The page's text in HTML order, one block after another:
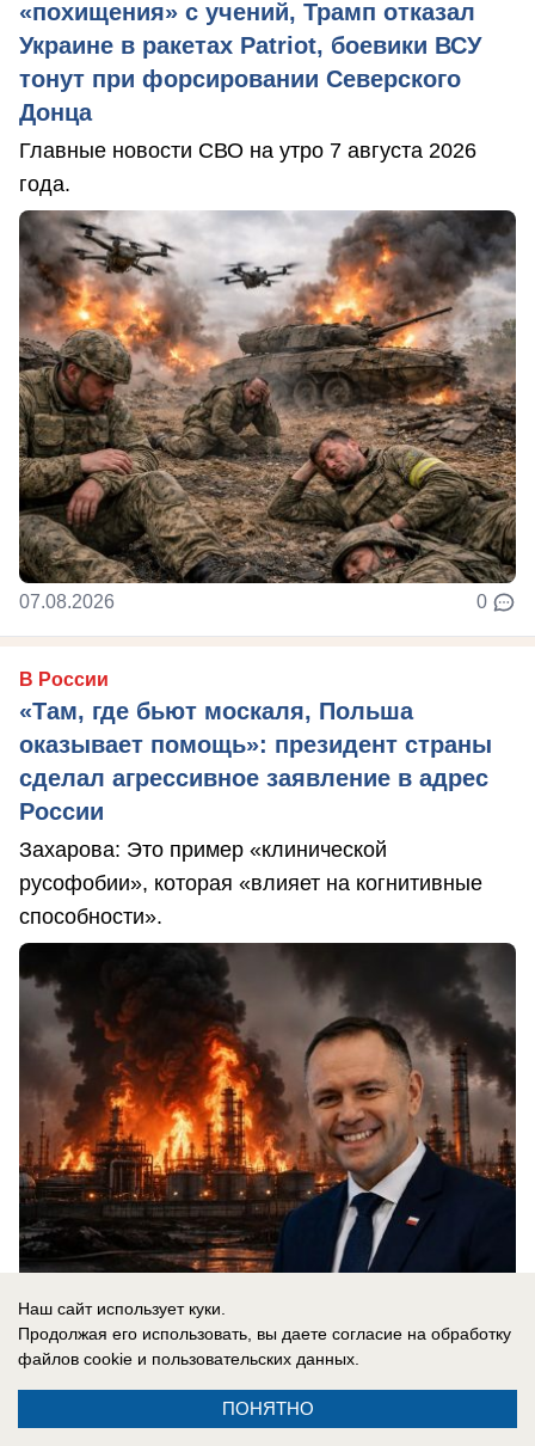
«похищения» с учений, Трамп отказал
Украине в ракетах Patriot, боевики ВСУ
тонут при форсировании Северского
Донца
Главные новости СВО на утро 7 августа 2026
года.
07.08.2026 0
В России
«Там, где бьют москаля, Польша
оказывает помощь»: президент страны
сделал агрессивное заявление в адрес
России
Захарова: Это пример «клинической
русофобии», которая «влияет на когнитивные
способности».
07.08.2026 0
Наш сайт использует куки.
Продолжая его использовать, вы даете согласие на обработку
файлов cookie и пользовательских данных.
ПОНЯТНО